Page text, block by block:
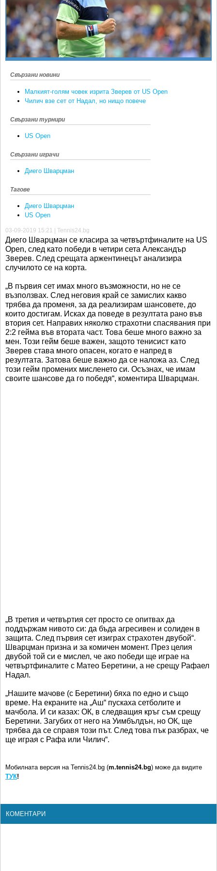
КЛУБОВЕ
БЛОГ
ВИДЕО
Спорт&Фитнес
Други
Любители
Свързани новини
Малкият-голям човек изрита Зверев от US Open
Чилич взе сет от Надал, но нищо повече
Свързани турнири
US Open
Свързани играчи
Диего Шварцман
Тагове
Диего Шварцман
US Open
03-09-2019 15:21 | Tennis24.bg
Диего Шварцман се класира за четвъртфиналите на US
Open, след като победи в четири сета Александър
Зверев. След срещата аржентинецът анализира
случилото се на корта.
„В първия сет имах много възможности, но не се
възползвах. След неговия край се замислих какво
трябва да променя, за да реализирам шансовете, до
които достигам. Исках да поведе в резултата рано във
втория сет. Направих няколко страхотни спасявания при
2:2 гейма във втората част. Това беше много важно за
мен. Този гейм беше важен, защото тенисист като
Зверев става много опасен, когато е напред в
резултата. Затова беше важно да се наложа аз. След
този гейм промених мисленето си. Осъзнах, че имам
своите шансове да го победя“, коментира Шварцман.
„В третия и четвъртия сет просто се опитвах да
поддържам нивото си: да бъда агресивен и солиден в
защита. След първия сет изиграх страхотен двубой“.
Шварцман призна и за комичен момент. През целия
двубой той си е мислел, че ако победи ще играе на
четвъртфиналите с Матео Беретини, а не срещу Рафаел
Надал.
„Нашите мачове (с Беретини) бяха по едно и също
време. На екраните на „Аш“ пускаха сетболите и
мачбола. И си казах: ОК, в следващия кръг съм срещу
Беретини. Загубих от него на Уимбълдън, но ОК, ще
трябва да се справя този път. След това пък разбрах, че
ще играя с Рафа или Чилич“.
Мобилната версия на Tennis24.bg (m.tennis24.bg) може да видите
ТУК!
КОМЕНТАРИ